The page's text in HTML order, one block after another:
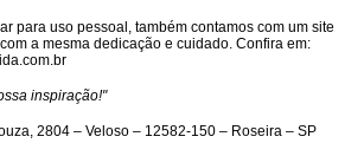
para uso pessoal, também contamos com um site
a mesma dedicação e cuidado. Confira em:
inspiração!"
2804 – Veloso – 12582-150 – Roseira – SP